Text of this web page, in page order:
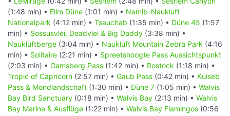
(1:48 min) • Elim Düne (1:01 min) • Namib-Naukluft
Nationalpark (4:12 min) • Tsauchab (1:35 min) • Düne 45 (1:57
min) • Sossusvlei, Deadvlei & Big Daddy (3:38 min) •
Naukluftberge (3:04 min) • Naukluft Mountain Zebra Park (4:16
min) • Solitaire (2:21 min) • Spreetshoogte Pass Aussichtspunkt
(2:03 min) • Gamsberg Pass (1:42 min) • Rostock (1:18 min) •
Tropic of Capricorn (2:57 min) • Gaub Pass (0:42 min) • Kuiseb
Pass & Mondlandschaft (1:30 min) • Düne 7 (1:05 min) • Walvis
Bay Bird Sanctuary (0:18 min) • Walvis Bay (2:13 min) • Walvis
Bay Marina & Ausflüge (1:22 min) • Walvis Bay Flamingos (0:56